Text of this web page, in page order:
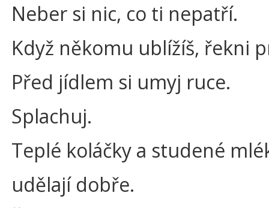
Neber si nic, co ti nepatří.
Když někomu ublížíš, řekni
Před jídlem si umyj ruce.
Splachuj.
Teplé koláčky a studené
udělají dobře.